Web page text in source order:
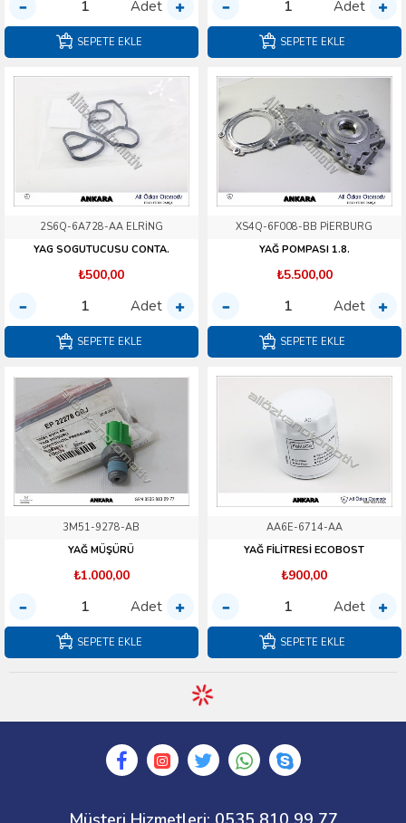
Adet
SEPETE EKLE
Adet
SEPETE EKLE
2S6Q-6A728-AA ELRİNG
YAG SOGUTUCUSU CONTA.
₺500,00
Adet
SEPETE EKLE
XS4Q-6F008-BB PİERBURG
YAĞ POMPASI 1.8.
₺5.500,00
Adet
SEPETE EKLE
3M51-9278-AB
YAĞ MÜŞÜRÜ
₺1.000,00
Adet
SEPETE EKLE
AA6E-6714-AA
YAĞ FİLİTRESİ ECOBOST
₺900,00
Adet
SEPETE EKLE